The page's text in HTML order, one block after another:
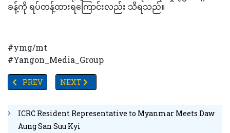
ခန့်ကို ရပ်တန့်ထားရကြောင်းလည်း သိရသည်။
#ymg/mt
#Yangon_Media_Group
PREVIOUS ARTICLE: မြန်မာနိုင်ငံတွင် အိုမီခရွန်မျိုးကွဲ BA.2 ရောဂါ
PREV NEXT ARTICLE: နိုင်ငံခြားငွေတရားမဝင်ရော
NEXT
ICRC Resident Representative to Myanmar Meets Daw
Aung San Suu Kyi